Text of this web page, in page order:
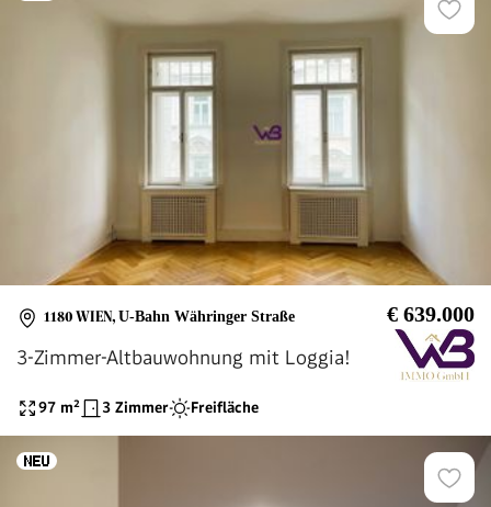
1180 WIEN, U-Bahn Währinger Straße € 639.000
3-Zimmer-Altbauwohnung mit Loggia!
97 m² 3 Zimmer Freifläche